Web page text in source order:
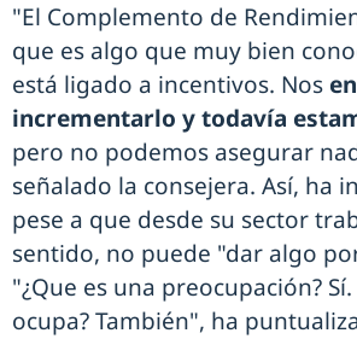
"El Complemento de
que es algo que muy bien
está ligado a incentivos. Nos
incrementarlo y todavía
pero no podemos asegurar
señalado la consejera. Así, ha
pese a que desde su sector
sentido, no puede "dar algo
"¿Que es una preocupación?
ocupa? También", ha